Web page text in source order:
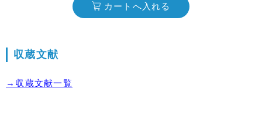
カートへ入れる
収蔵文献
→収蔵文献一覧